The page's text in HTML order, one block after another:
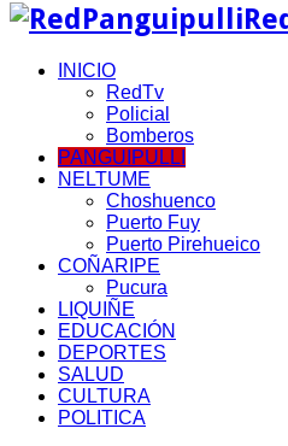
INICIO
RedTv
Policial
Bomberos
PANGUIPULLI
NELTUME
Choshuenco
Puerto Fuy
Puerto Pirehueico
COÑARIPE
Pucura
LIQUIÑE
EDUCACIÓN
DEPORTES
SALUD
CULTURA
POLITICA